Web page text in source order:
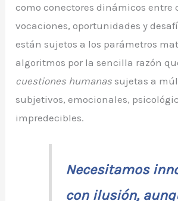
como conectores dinámicos entre
vocaciones, oportunidades y
están sujetos a los parámetros
algoritmos por la sencilla razón
cuestiones humanas sujetas a
subjetivos, emocionales,
impredecibles.
Necesitamos
con ilusión,